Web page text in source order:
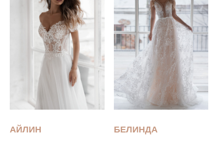
АЙЛИН БЕЛИНДА